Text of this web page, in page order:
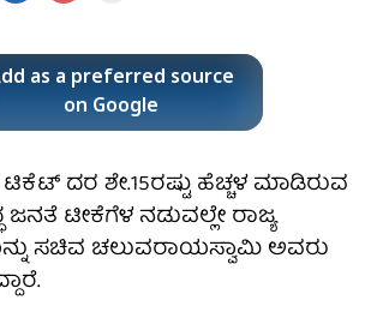
as a preferred source
on Google
ದರ ಶೇ.15ರಷ್ಟು ಹೆಚ್ಚಳ ಮಾಡಿರುವ
ಟೀಕೆಗೆಳ ನಡುವಲ್ಲೇ ರಾಜ್ಯ
ಸಚಿವ ಚಲುವರಾಯಸ್ವಾಮಿ ಅವರು